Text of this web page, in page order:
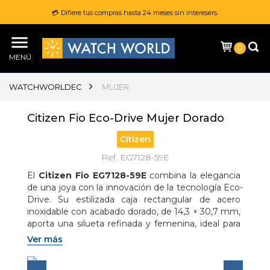
💳 Difiere tus compras hasta 24 meses sin interesers.
MENÚ
0
WATCHWORLDEC MUJER
Citizen Fio Eco-Drive Mujer Dorado
Citizen
Ref. EG7128-59E
El Citizen Fio EG7128-59E combina la elegancia
de una joya con la innovación de la tecnología Eco-
Drive. Su estilizada caja rectangular de acero
inoxidable con acabado dorado, de 14,3 × 30,7 mm,
aporta una silueta refinada y femenina, ideal para
complementar cualquier estilo. La esfera negra
con acabado sunray crea un sofisticado contraste
con los índices aplicados y las delgadas manecillas
Ver más